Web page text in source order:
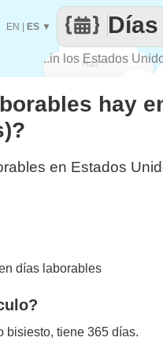
Haz
..in los Estados
EN ES ▼
hay
en Estados
días laborables
bisiesto, tiene 365 días.